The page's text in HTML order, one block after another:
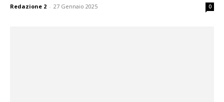
Redazione 2 - 27 Gennaio 2025 0